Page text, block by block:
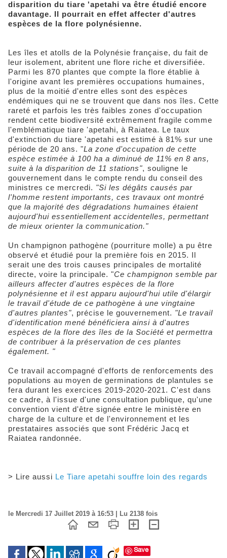
disparition du tiare 'apetahi va être étudié encore
davantage. Il pourrait en effet affecter d'autres
espèces de la flore polynésienne.
Les îles et atolls de la Polynésie française, du fait de
leur isolement, abritent une flore riche et diversifiée.
Parmi les 870 plantes que compte la flore établie à
l'origine avant les premières occupations humaines,
plus de la moitié d'entre elles sont des espèces
endémiques qui ne se trouvent que dans nos îles. Cette
rareté et parfois les très faibles zones d'occupation
rendent cette biodiversité extrêmement fragile comme
l'emblématique tiare 'apetahi, à Raiatea. Le taux
d'extinction du tiare 'apetahi est estimé à 81% sur une
période de 20 ans. "La zone d'occupation de cette
espèce estimée à 100 ha a diminué de 11% en 8 ans,
suite à la disparition de 11 stations", souligne le
gouvernement dans le compte rendu du conseil des
ministres ce mercredi. "Si les dégâts causés par
l'homme restent importants, ces travaux ont montré
que la majorité des dégradations humaines étaient
aujourd'hui essentiellement accidentelles, permettant
de mieux orienter la communication."
Un champignon pathogène (pourriture molle) a pu être
observé et étudié pour la première fois en 2015. Il
serait une des trois causes principales de mortalité
directe, voire la principale. "Ce champignon semble par
ailleurs affecter d'autres espèces de la flore
polynésienne et il est apparu aujourd'hui utile d'élargir
le travail d'étude de ce pathogène à une vingtaine
d'autres plantes", précise le gouvernement. "Le travail
d'identification mené bénéficiera ainsi à d'autres
espèces de la flore des îles de la Société et permettra
de contribuer à la préservation de ces plantes
également. "
Ce travail accompagné d'efforts de renforcements des
populations au moyen de germinations de plantules se
fera durant les exercices 2019-2020-2021. C'est dans
ce cadre, à l'issue d'une consultation publique, qu'une
convention vient d'être signée entre le ministère en
charge de la culture et de l'environnement et les
prestataires associés que sont Frédéric Jacq et
Raiatea randonnée.
> Lire aussi Le Tiare apetahi souffre loin des regards
le Mercredi 17 Juillet 2019 à 16:53 | Lu 2138 fois
Save